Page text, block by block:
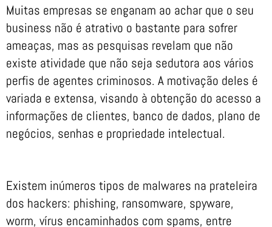
Muitas empresas se enganam ao achar que o seu
business não é atrativo o bastante para sofrer
ameaças, mas as pesquisas revelam que não
existe atividade que não seja sedutora aos vários
perfis de agentes criminosos. A motivação deles é
variada e extensa, visando à obtenção do acesso a
informações de clientes, banco de dados, plano de
negócios, senhas e propriedade intelectual.
Existem inúmeros tipos de malwares na prateleira
dos hackers: phishing, ransomware, spyware,
worm, vírus encaminhados com spams, entre